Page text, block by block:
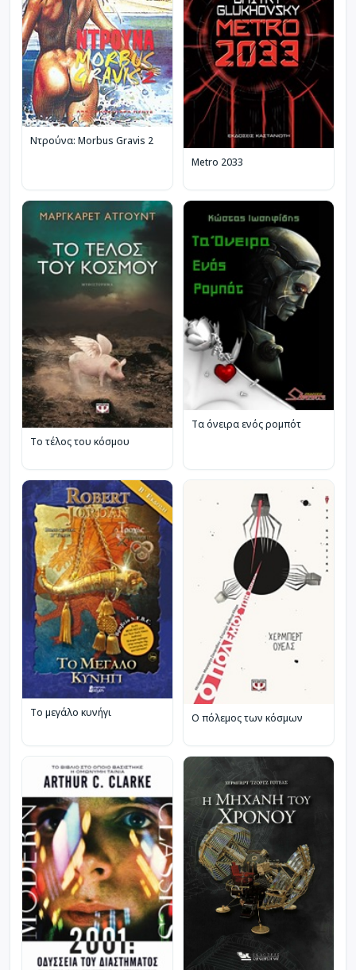
Ντρούνα: Morbus Gravis 2
Metro 2033
Το τέλος του κόσμου
Τα όνειρα ενός ρομπότ
Το μεγάλο κυνήγι Ο πόλεμος των κόσμων